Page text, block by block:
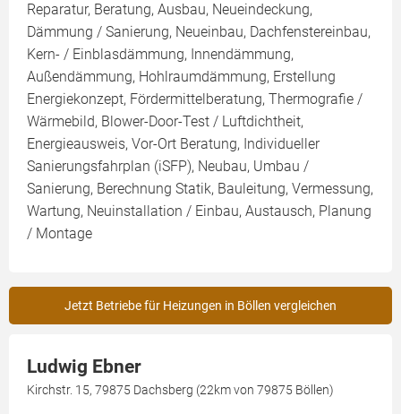
Reparatur, Beratung, Ausbau, Neueindeckung,
Dämmung / Sanierung, Neueinbau, Dachfenstereinbau,
Kern- / Einblasdämmung, Innendämmung,
Außendämmung, Hohlraumdämmung, Erstellung
Energiekonzept, Fördermittelberatung, Thermografie /
Wärmebild, Blower-Door-Test / Luftdichtheit,
Energieausweis, Vor-Ort Beratung, Individueller
Sanierungsfahrplan (iSFP), Neubau, Umbau /
Sanierung, Berechnung Statik, Bauleitung, Vermessung,
Wartung, Neuinstallation / Einbau, Austausch, Planung
/ Montage
Jetzt Betriebe für Heizungen in Böllen vergleichen
Ludwig Ebner
Kirchstr. 15, 79875 Dachsberg (22km von 79875 Böllen)